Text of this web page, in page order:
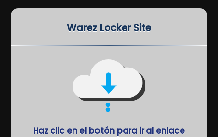
Warez Locker Site
Haz clic en el botón para ir al enlace